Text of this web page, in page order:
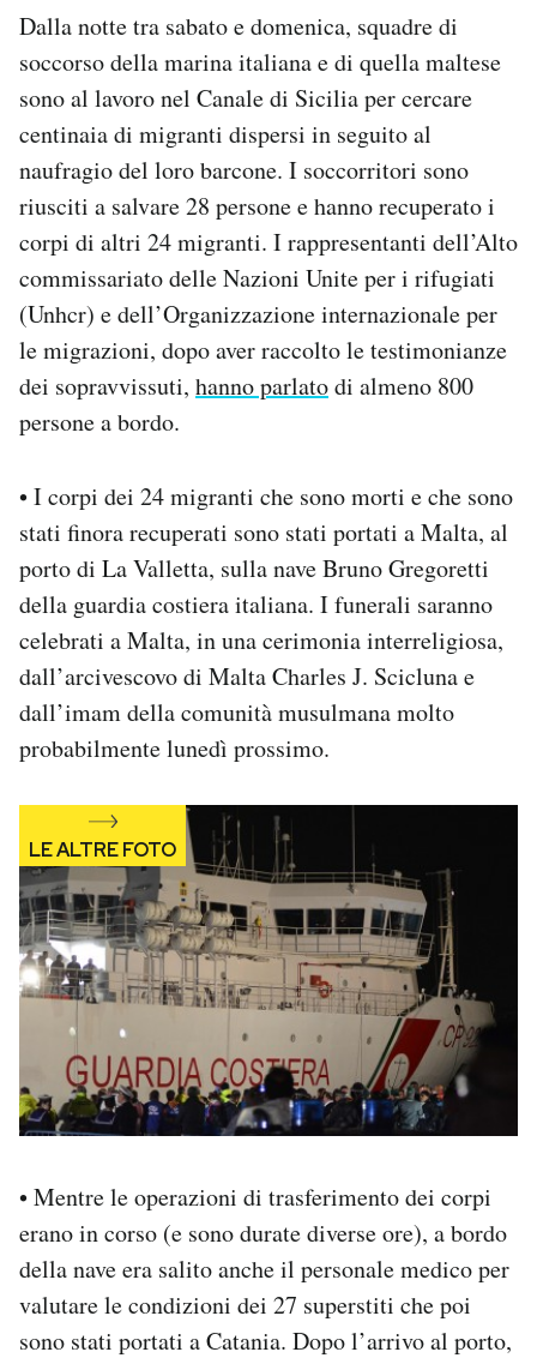
SHOP
CALENDARIO
AREA PERSONALE
Area Personale
Notifiche mobile
Regala il Post
Hai bisogno di aiuto?
Esci
Dalla notte tra sabato e domenica, squadre di
soccorso della marina italiana e di quella maltese
sono al lavoro nel Canale di Sicilia per cercare
centinaia di migranti dispersi in seguito al
naufragio del loro barcone. I soccorritori sono
riusciti a salvare 28 persone e hanno recuperato i
corpi di altri 24 migranti. I rappresentanti dell’Alto
commissariato delle Nazioni Unite per i rifugiati
(Unhcr) e dell’Organizzazione internazionale per
le migrazioni, dopo aver raccolto le testimonianze
dei sopravvissuti, hanno parlatodi almeno 800
persone a bordo.
• I corpi dei 24 migranti che sono morti e che sono
stati finora recuperati sono stati portati a Malta, al
porto di La Valletta, sulla nave Bruno Gregoretti
della guardia costiera italiana. I funerali saranno
celebrati a Malta, in una cerimonia interreligiosa,
dall’arcivescovo di Malta Charles J. Scicluna e
dall’imam della comunità musulmana molto
probabilmente lunedì prossimo.
• Mentre le operazioni di trasferimento dei corpi
erano in corso (e sono durate diverse ore), a bordo
della nave era salito anche il personale medico per
valutare le condizioni dei 27 superstiti che poi
sono stati portati a Catania. Dopo l’arrivo al porto,